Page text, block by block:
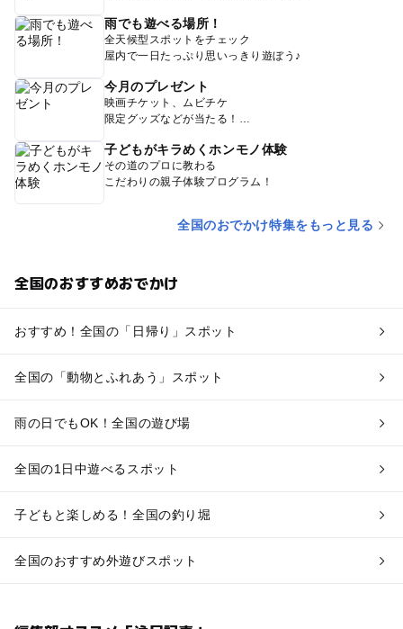
雨でも遊べる場所！
全天候型スポットをチェック
屋内で一日たっぷり思いっきり遊ぼう♪
今月のプレゼント
映画チケット、ムビチケ
限定グッズなどが当たる！
子どもがキラめくホンモノ体験
その道のプロに教わる
こだわりの親子体験プログラム！
全国のおでかけ特集をもっと見る
全国のおすすめおでかけ
おすすめ！全国の「日帰り」スポット
全国の「動物とふれあう」スポット
雨の日でもOK！全国の遊び場
全国の1日中遊べるスポット
子どもと楽しめる！全国の釣り堀
全国のおすすめ外遊びスポット